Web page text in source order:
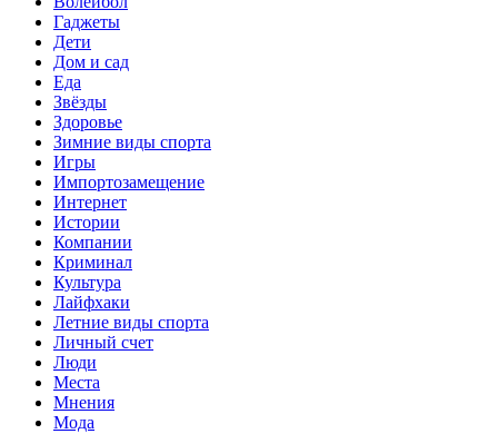
Гаджеты
Дети
Дом и сад
Еда
Звёзды
Здоровье
Зимние виды спорта
Игры
Импортозамещение
Интернет
Истории
Компании
Криминал
Культура
Лайфхаки
Летние виды спорта
Личный счет
Люди
Места
Мнения
Мода